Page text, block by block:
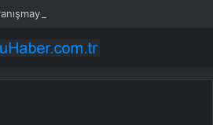
büyütüyor